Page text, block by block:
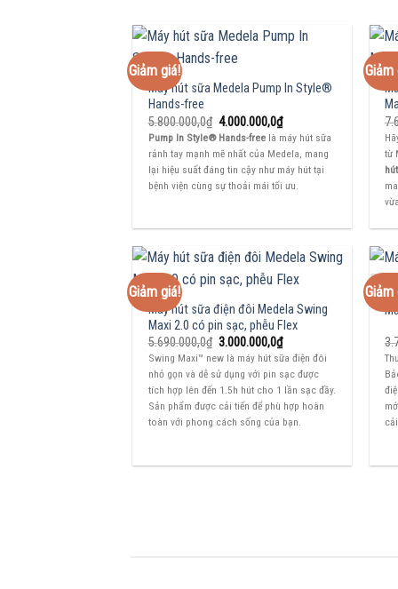
Giảm giá!
Máy hút sữa Medela Pump In Style®
Hands-free
5.800.000,0₫ Giá
gốc
là:
5.800.000,0₫.
4.000.000,0₫Giá
hiện
tại
là:
4.000.000,0₫.
Pump In Style® Hands-freelà máy hút sữa
rảnh tay mạnh mẽ nhất của Medela, mang
lại hiệu suất đáng tin cậy như máy hút tại
bệnh viện cùng sự thoải mái tối ưu.
Giảm
từ
Giảm giá!
Máy hút sữa điện đôi Medela Swing
Maxi 2.0 có pin sạc, phễu Flex
5.690.000,0₫ Giá
gốc
là:
5.690.000,0₫.
3.000.000,0₫Giá
hiện
tại
là:
3.000.000,0₫.
Swing Maxi™ new là máy hút sữa điện đôi
nhỏ gọn và dễ sử dụng với pin sạc được
tích hợp lên đến 1.5h hút cho 1 lần sạc đầy.
Sản phẩm được cải tiến để phù hợp hoàn
toàn với phong cách sống của bạn.
Giảm